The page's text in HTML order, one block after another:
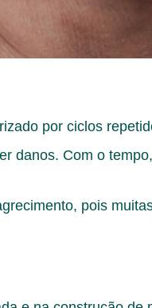
por ciclos
danos. Com o
, pois